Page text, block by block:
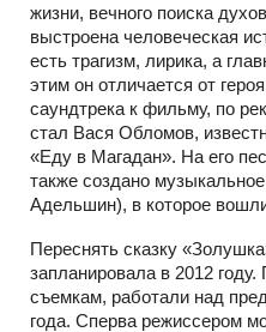
жизни, вечного поиска
выстроена человеческая
есть трагизм, лирика, а
этим он отличается от
саундтрека к фильму, по
стал Вася Обломов,
«Еду в Магадан». На его
также создано
Адельшин), в которое
Переснять сказку
запланировала в 2012
съемкам, работали над
года. Сперва режиссером